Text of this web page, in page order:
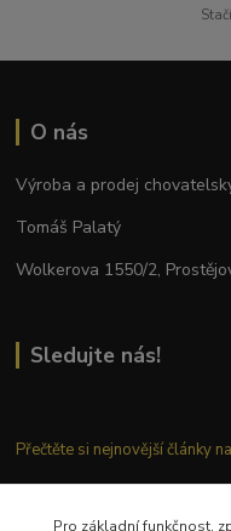
O nás
Výroba a prodej
Tomáš Palatý
Wolkerova 1550/2,
Sledujte nás!
Přečtěte si nejnovější články
Pro základní funkčnost,